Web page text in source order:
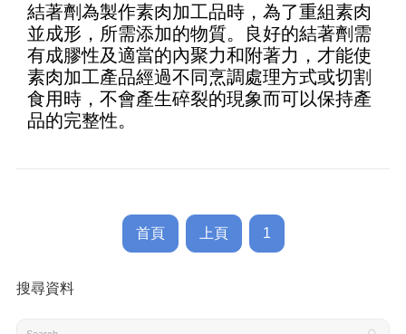
結著劑為製作素肉加工品時，為了重組素肉
並成形，所需添加的物質。良好的結著劑需
有成膠性及適當的內聚力和附著力，才能使
素肉加工產品經過不同烹調處理方式或切割
食用時，不會產生碎裂的現象而可以保持產
品的完整性。
首頁 上頁 1
搜尋資料